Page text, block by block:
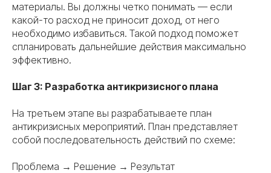
материалы. Вы должны четко понимать — если
какой-то расход не приносит доход, от него
необходимо избавиться. Такой подход поможет
спланировать дальнейшие действия максимально
эффективно.
Шаг 3: Разработка антикризисного плана
На третьем этапе вы разрабатываете план
антикризисных мероприятий. План представляет
собой последовательность действий по схеме:
Проблема → Решение → Результат